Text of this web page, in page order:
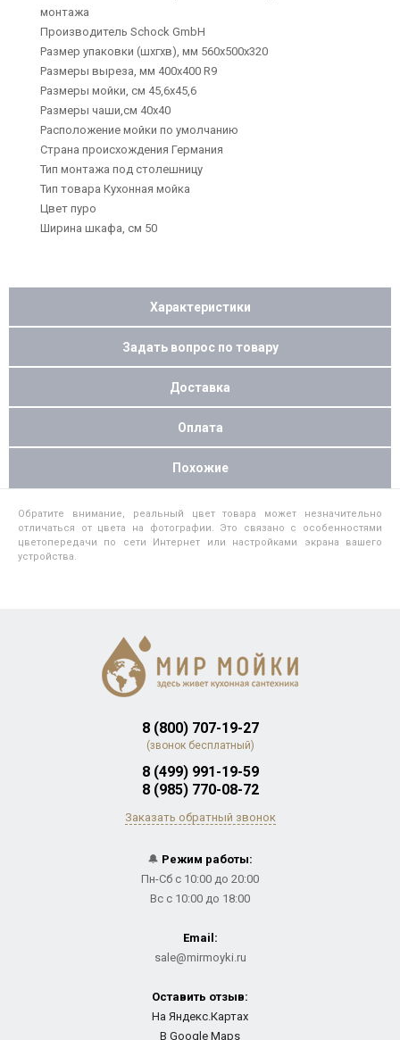
монтажа
Производитель Schock GmbH
Размер упаковки (шхгхв), мм 560х500х320
Размеры выреза, мм 400х400 R9
Размеры мойки, см 45,6х45,6
Размеры чаши,см 40x40
Расположение мойки по умолчанию
Страна происхождения Германия
Тип монтажа под столешницу
Тип товара Кухонная мойка
Цвет пуро
Ширина шкафа, см 50
Характеристики
Задать вопрос по товару
Доставка
Оплата
Похожие
Обратите внимание, реальный цвет товара может незначительно
отличаться от цвета на фотографии. Это связано с особенностями
цветопередачи по сети Интернет или настройками экрана вашего
устройства.
8 (800) 707-19-27
(звонок бесплатный)
8 (499) 991-19-59
8 (985) 770-08-72
Заказать обратный звонок
🔔 Режим работы:
Пн-Сб с 10:00 до 20:00
Вс с 10:00 до 18:00
Email:
sale@mirmoyki.ru
Оставить отзыв:
На Яндекс.Картах
В Google Maps